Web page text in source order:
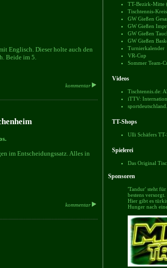
Englisch. Dieser holte auch den
Beide im 5.
kommentar
im Entscheidungssatz. Alles in
kommentar
TT-Bezirk-Mitte
Tischtennis-
GW Gießen
GW Gießen
GW Gießen
GW Gießen
Turnierkalender
VR-Cup
Sommer Team-
Videos
Tischtennis.de:
iTTV:
TT-Shops
Ulli Schäfers
Spielerei
Das Original
Sponsoren
'Tandur' steht
bestens versorgt.
Hier gibt es
Hunger nach